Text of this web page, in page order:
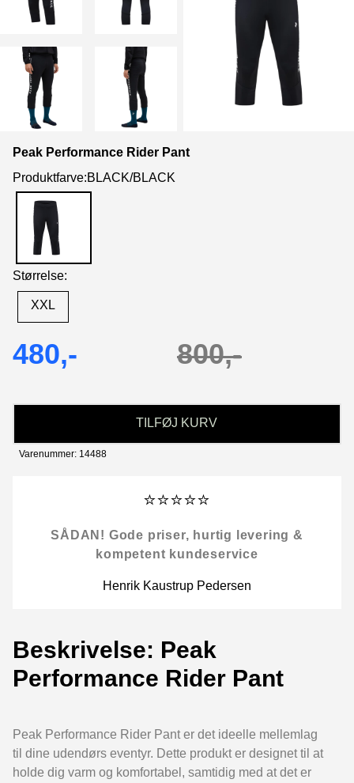
Peak Performance Rider Pant
Produktfarve:BLACK/BLACK
Størrelse:
XXL
480,- 800,-
TILFØJ KURV
Varenummer: 14488
⭐⭐⭐⭐⭐
SÅDAN! Gode priser, hurtig levering &
kompetent kundeservice
Henrik Kaustrup Pedersen
Beskrivelse: Peak
Performance Rider Pant
Peak Performance Rider Pant er det ideelle mellemlag
til dine udendørs eventyr. Dette produkt er designet til at
holde dig varm og komfortabel, samtidig med at det er